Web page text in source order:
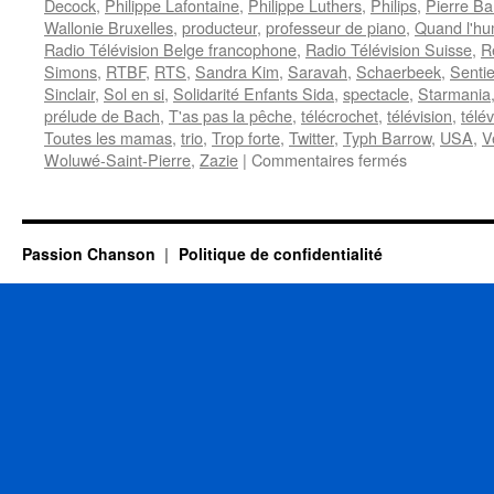
Decock, Philippe Lafontaine, Philippe Luthers, Philips, Pierre
Wallonie Bruxelles, producteur, professeur de piano, Quand
Radio Télévision Belge francophone, Radio Télévision Suisse,
Simons, RTBF, RTS, Sandra Kim, Saravah, Schaerbeek,
Sinclair, Sol en si, Solidarité Enfants Sida, spectacle, Starmania
prélude de Bach, T'as pas la pêche, télécrochet, télévision,
Toutes les mamas, trio, Trop forte, Twitter, Typh Barrow, USA,
Woluwé-Saint-Pierre, Zazie | Commentaires ferméssur
Passion Chanson Politique de confidentialité